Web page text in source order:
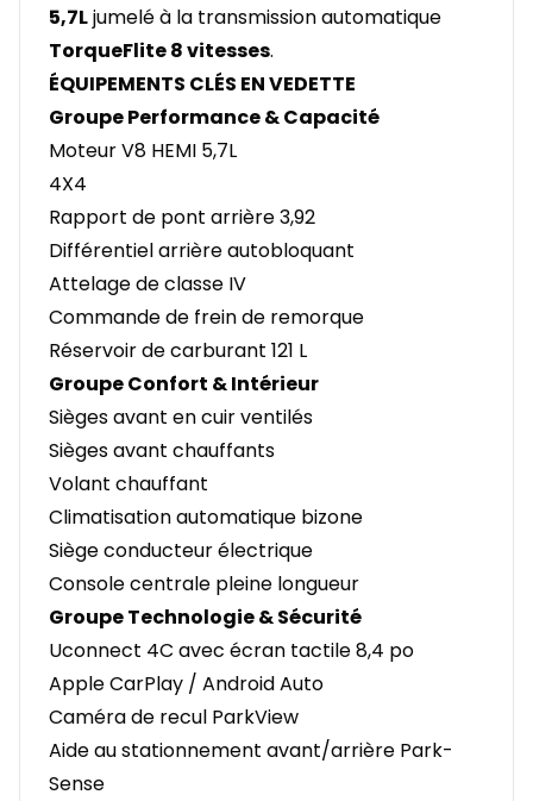
5,7Ljumelé à la transmission automatique
TorqueFlite 8 vitesses.
ÉQUIPEMENTS CLÉS EN VEDETTE
Groupe Performance & Capacité
Moteur V8 HEMI 5,7L
4X4
Rapport de pont arrière 3,92
Différentiel arrière autobloquant
Attelage de classe IV
Commande de frein de remorque
Réservoir de carburant 121 L
Groupe Confort & Intérieur
Sièges avant en cuir ventilés
Sièges avant chauffants
Volant chauffant
Climatisation automatique bizone
Siège conducteur électrique
Console centrale pleine longueur
Groupe Technologie & Sécurité
Uconnect 4C avec écran tactile 8,4 po
Apple CarPlay / Android Auto
Caméra de recul ParkView
Aide au stationnement avant/arrière Park-
Sense